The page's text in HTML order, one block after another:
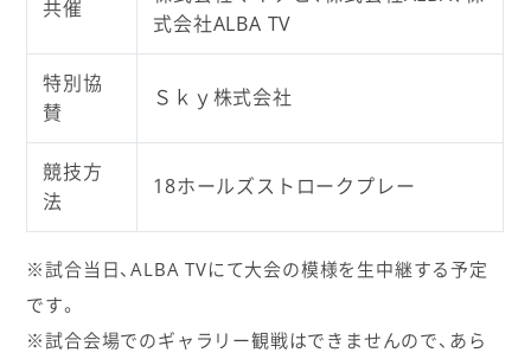
共催
式会社ALBA TV
特別協
賛
Ｓｋｙ株式会社
競技方
法
18ホールズストロークプレー
※試合当日、ALBA TVにて大会の模様を生中継する予定
です。
※試合会場でのギャラリー観戦はできませんので、あら